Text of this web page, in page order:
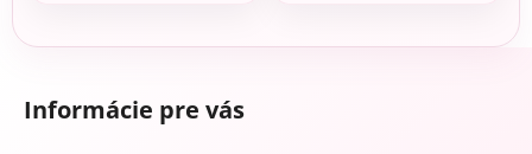
Informácie pre vás